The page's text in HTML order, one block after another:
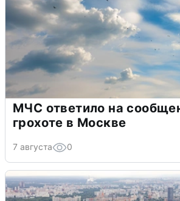
МЧС ответило на
грохоте в Москве
7 августа 0